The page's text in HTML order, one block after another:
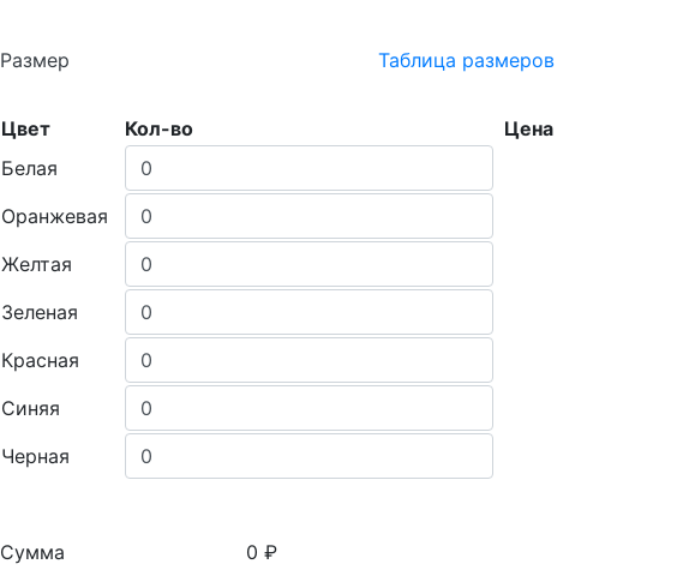
Размер Таблица размеров
Цвет Кол-во
Цена
Белая
Оранжевая
Желтая
Зеленая
Красная
Синяя
Черная
Сумма
0 ₽